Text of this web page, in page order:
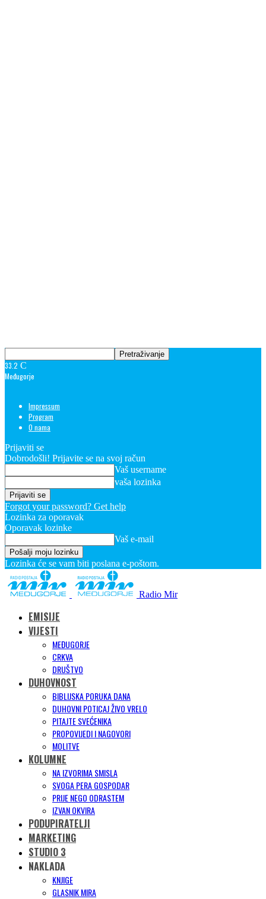
33.2 C
Međugorje
Impressum
Program
O nama
Prijaviti se
Dobrodošli! Prijavite se na svoj račun
Vaš username
vaša lozinka
Forgot your password? Get help
Lozinka za oporavak
Oporavak lozinke
Vaš e-mail
Lozinka će se vam biti poslana e-poštom.
Radio Mir
EMISIJE
VIJESTI
MEĐUGORJE
CRKVA
DRUŠTVO
DUHOVNOST
BIBLIJSKA PORUKA DANA
DUHOVNI POTICAJ ŽIVO VRELO
PITAJTE SVEĆENIKA
PROPOVIJEDI I NAGOVORI
MOLITVE
KOLUMNE
NA IZVORIMA SMISLA
SVOGA PERA GOSPODAR
PRIJE NEGO ODRASTEM
IZVAN OKVIRA
PODUPIRATELJI
MARKETING
STUDIO 3
NAKLADA
KNJIGE
GLASNIK MIRA